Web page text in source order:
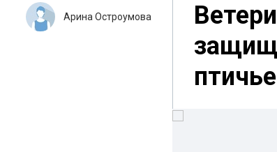
Арина Остроумова